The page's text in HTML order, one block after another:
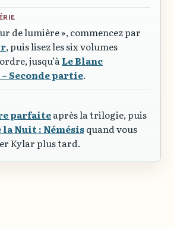
de lumière », commencez par
, puis lisez les six volumes
jusqu’àLe Blanc
Seconde partie.
parfaiteaprès la trilogie, puis
la Nuit : Némésisquand vous
Kylar plus tard.